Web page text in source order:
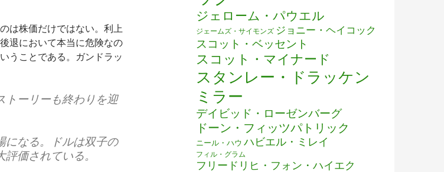
は株価だけではない。利上
退において本当に危険なの
うことである。ガンドラッ
トーリーも終わりを迎
になる。ドルは双子の
価されている。
ジェローム・パウエル
ジェームズ・サイモンズ ジョニー・ヘイコック
スコット・ベッセント
スコット・マイナード
スタンレー・ドラッケン
ミラー
デイビッド・ローゼンバーグ
ドーン・フィッツパトリック
ニール・ハウ ハビエル・ミレイ
フィル・グラム
フリードリヒ・フォン・ハイエク